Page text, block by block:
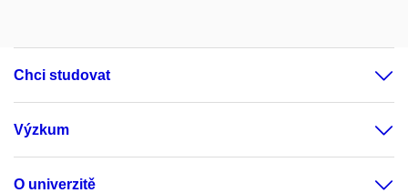
Chci studovat
Výzkum
O univerzitě